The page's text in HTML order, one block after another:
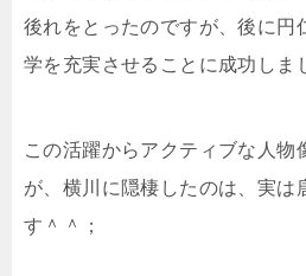
後れをとったのですが、後に円
学を充実させることに成功しま
この活躍からアクティブな人物
が、横川に隠棲したのは、実は
す＾＾；